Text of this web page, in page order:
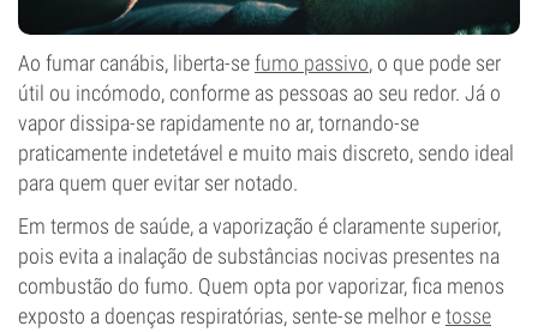
Ao fumar canábis, liberta-sefumo passivo, o que pode ser
útil ou incómodo, conforme as pessoas ao seu redor. Já o
vapor dissipa-se rapidamente no ar, tornando-se
praticamente indetetável e muito mais discreto, sendo ideal
para quem quer evitar ser notado.
Em termos de saúde, a vaporização é claramente superior,
pois evita a inalação de substâncias nocivas presentes na
combustão do fumo. Quem opta por vaporizar, fica menos
exposto a doenças respiratórias, sente-se melhor etosse